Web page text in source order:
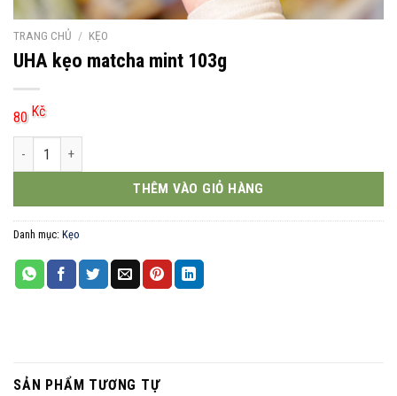
TRANG CHỦ / KẸO
UHA kẹo matcha mint 103g
80 Kč
UHA kẹo matcha mint 103g số lượng
THÊM VÀO GIỎ HÀNG
Danh mục: Kẹo
SẢN PHẨM TƯƠNG TỰ